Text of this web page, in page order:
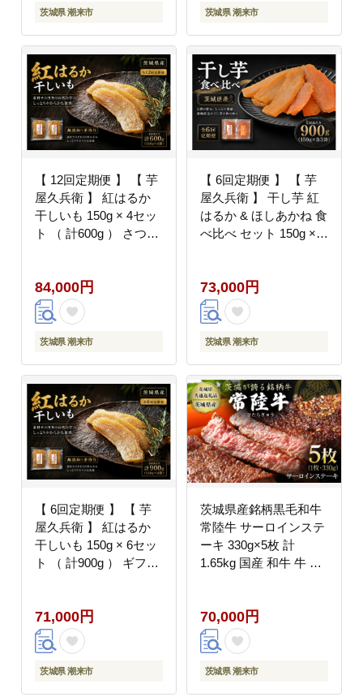
ギフト 贈答 プレゼント
茨城県 潮来市 贈答 プレゼント
茨城県 潮来市
【 12回定期便 】 【 芋
屋久兵衛 】 紅はるか
干しいも 150g × 4セッ
ト （ 計600g ） さつま
やさい デザート スイー
ツ おやつ ギフト 贈答
プレゼント
84,000円
茨城県 潮来市
【 6回定期便 】 【 芋
屋久兵衛 】 干し芋 紅
はるか & ほしあかね 食
べ比べ セット 150g ×
にはるか 干し芋 干芋
野菜 やさい デザート
スイーツ おやつ
73,000円
茨城県 潮来市
【 6回定期便 】 【 芋
屋久兵衛 】 紅はるか
干しいも 150g × 6セッ
ト （ 計900g ） ギフト
芋 干芋 野菜 やさい デ
ザート スイーツ おやつ
ギフト 贈答 プレゼント
71,000円
茨城県 潮来市
茨城県産銘柄黒毛和牛
常陸牛 サーロインステ
ーキ 330g×5枚 計
1.65kg 国産 和牛 牛 牛
ギフト ステーキ用 赤身
霜降り 茨城県 潮来市
【茨城県共通返礼品
（茨城県産）】(A12-
70,000円
茨城県 潮来市